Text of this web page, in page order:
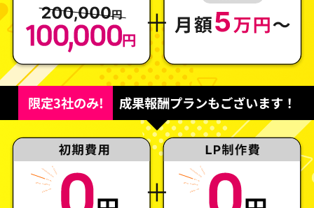
限定3社のみ! 成果報酬プランもございます！